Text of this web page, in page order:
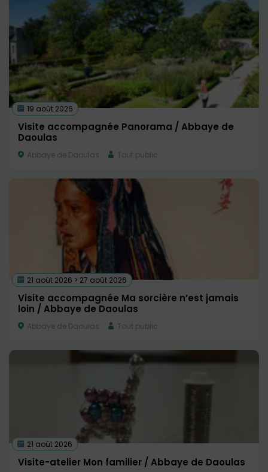
19 août 2026
Visite accompagnée Panorama / Abbaye de
Daoulas
Abbaye de Daoulas Tout public
21 août 2026 > 27 août 2026
Visite accompagnée Ma sorcière n’est jamais
loin / Abbaye de Daoulas
Abbaye de Daoulas Tout public
21 août 2026
Visite-atelier Mon familier / Abbaye de Daoulas